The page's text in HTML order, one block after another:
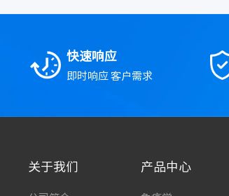
快速响应
即时响应 客户需求
关于我们 产品中心